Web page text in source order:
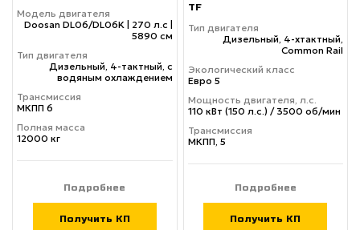
Модель двигателя
Doosan DL06/DL06K | 270 л.с |
5890 см
Тип двигателя
Дизельный, 4-тактный, с
водяным охлаждением
Трансмиссия
МКПП 6
Полная масса
12000 кг
Подробнее
Получить КП
TF
Тип двигателя
Дизельный, 4-хтактный,
Common Rail
Экологический класс
Евро 5
Мощность двигателя, л.с.
110 кВт (150 л.с.) / 3500 об/мин
Трансмиссия
МКПП, 5
Подробнее
Получить КП